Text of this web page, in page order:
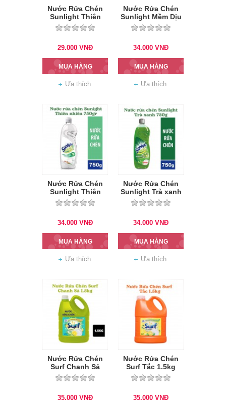
Nước Rửa Chén
Sunlight Thiên
nhiên túi 750gr
29.000 VNĐ
MUA HÀNG
Ưa thích
Nước Rửa Chén
Sunlight Mềm Dịu
750g
34.000 VNĐ
MUA HÀNG
Ưa thích
Nước Rửa Chén
Sunlight Thiên
nhiên 750gr
34.000 VNĐ
MUA HÀNG
Ưa thích
Nước Rửa Chén
Sunlight Trà xanh
750g
34.000 VNĐ
MUA HÀNG
Ưa thích
Nước Rửa Chén
Surf Chanh Sả
1.5kg
35.000 VNĐ
Nước Rửa Chén
Surf Tắc 1.5kg
35.000 VNĐ